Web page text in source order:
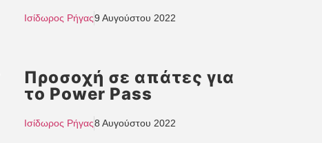
Ισίδωρος Ρήγας9 Αυγούστου 2022
Προσοχή σε απάτες για
το Power Pass
Ισίδωρος Ρήγας8 Αυγούστου 2022